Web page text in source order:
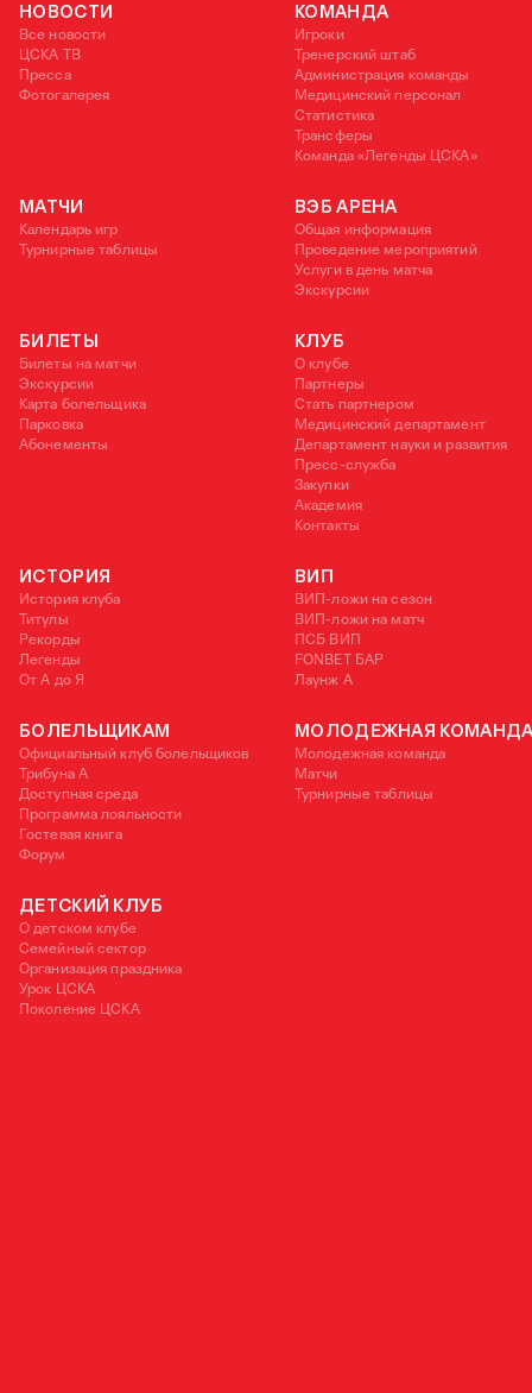
НОВОСТИ
Все новости
ЦСКА ТВ
Пресса
Фотогалерея
КОМАНДА
Игроки
Тренерский штаб
Администрация команды
Медицинский персонал
Статистика
Трансферы
Команда «Легенды ЦСКА»
МАТЧИ
Календарь игр
Турнирные таблицы
ВЭБ АРЕНА
Общая информация
Проведение мероприятий
Услуги в день матча
Экскурсии
БИЛЕТЫ
Билеты на матчи
Экскурсии
Карта болельщика
Парковка
Абонементы
КЛУБ
О клубе
Партнеры
Стать партнером
Медицинский департамент
Департамент науки и развития
Пресс-служба
Закупки
Академия
Контакты
ИСТОРИЯ
История клуба
Титулы
Рекорды
Легенды
От А до Я
ВИП
ВИП-ложи на сезон
ВИП-ложи на матч
ПСБ ВИП
FONBET БАР
Лаунж A
БОЛЕЛЬЩИКАМ
Официальный клуб болельщиков
Трибуна А
Доступная среда
Программа лояльности
Гостевая книга
Форум
МОЛОДЕЖНАЯ
Молодежная команда
Матчи
Турнирные таблицы
ДЕТСКИЙ КЛУБ
О детском клубе
Семейный сектор
Организация праздника
Урок ЦСКА
Поколение ЦСКА